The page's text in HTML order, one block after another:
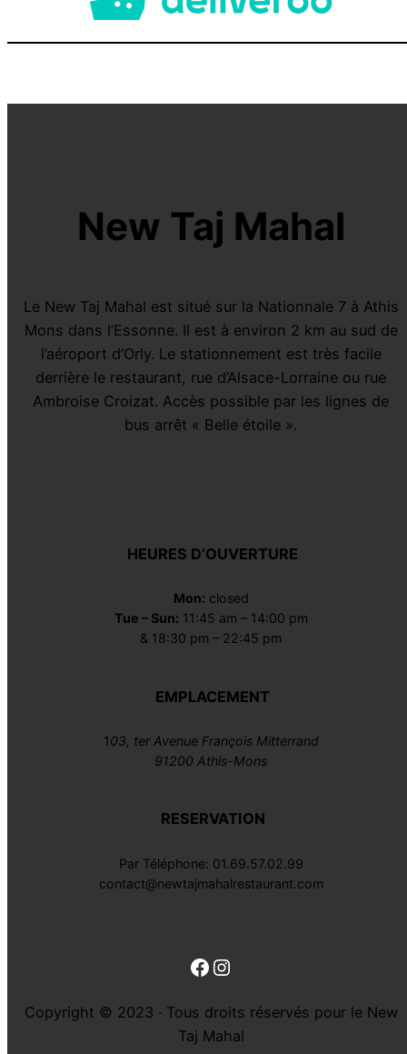
New Taj Mahal
Le New Taj Mahal est situé sur la Nationnale 7 à Athis
Mons dans l’Essonne. Il est à environ 2 km au sud de
l’aéroport d’Orly. Le stationnement est très facile
derrière le restaurant, rue d’Alsace-Lorraine ou rue
Ambroise Croizat. Accès possible par les lignes de
bus arrêt « Belle étoile ».
HEURES D’OUVERTURE
Mon: closed
Tue – Sun: 11:45 am – 14:00 pm
& 18:30 pm – 22:45 pm
EMPLACEMENT
103, ter Avenue François Mitterrand
91200 Athis-Mons
RESERVATION
Par Téléphone: 01.69.57.02.99
contact@newtajmahalrestaurant.com
Facebook
Instagram
Copyright © 2023 · Tous droits réservés pour le New
Taj Mahal